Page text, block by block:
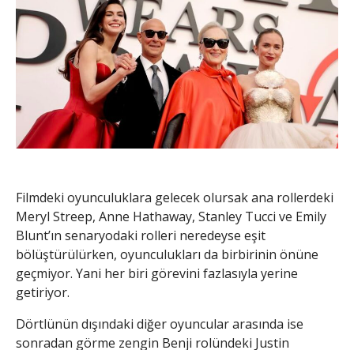
Filmdeki oyunculuklara gelecek olursak ana rollerdeki
Meryl Streep, Anne Hathaway, Stanley Tucci ve Emily
Blunt’ın senaryodaki rolleri neredeyse eşit
bölüştürülürken, oyunculukları da birbirinin önüne
geçmiyor. Yani her biri görevini fazlasıyla yerine
getiriyor.
Dörtlünün dışındaki diğer oyuncular arasında ise
sonradan görme zengin Benji rolündeki Justin